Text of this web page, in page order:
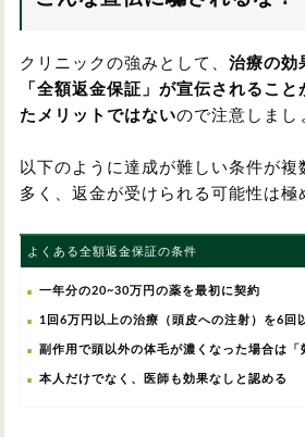
クリニックの強みとして、 治療の効
「全額返金保証」が宣伝されるこ
たメリットではないので注意しまし
以下のように達成が難しい条件が複
多く、返金が受けられる可能性は極
よくある全額返金保証の条件
一年分の20~30万円の薬を最初に契約
1回6万円以上の治療（頭皮への注射）を6回
副作用で頭以外の体毛が濃くなった場合は「
本人だけでなく、医師も効果なしと認める